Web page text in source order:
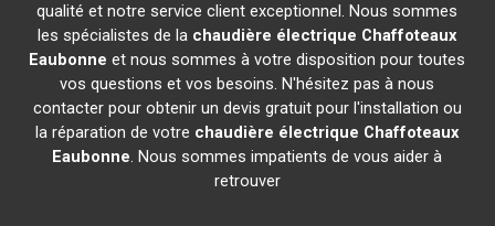
qualité et notre service client exceptionnel. Nous sommes
les spécialistes de la chaudière électrique Chaffoteaux
Eaubonne et nous sommes à votre disposition pour toutes
vos questions et vos besoins. N'hésitez pas à nous
contacter pour obtenir un devis gratuit pour l'installation ou
la réparation de votre chaudière électrique Chaffoteaux
Eaubonne. Nous sommes impatients de vous aider à
retrouver